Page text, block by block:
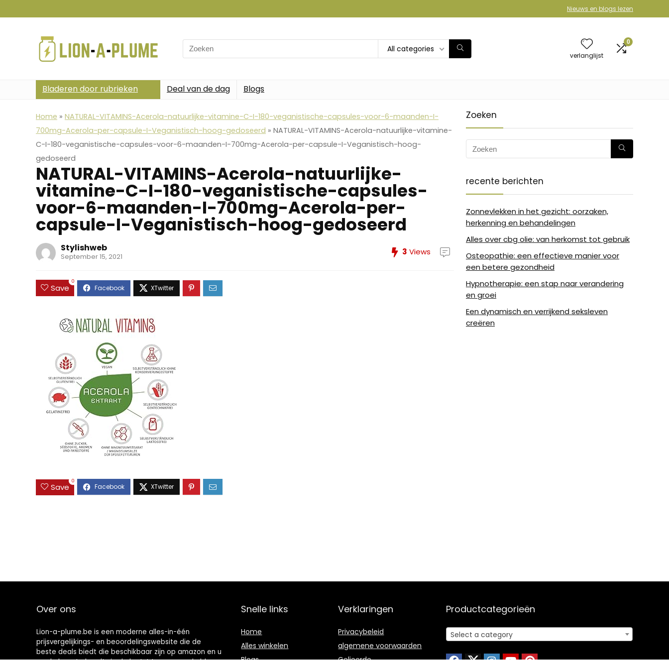
Nieuws en blogs lezen
Search
for:
All categories
verlanglijst
0
Bladeren door rubrieken Deal van de dag Blogs
Home » NATURAL-VITAMINS-Acerola-natuurlijke-vitamine-C-I-180-veganistische-capsules-voor-6-maanden-I-
700mg-Acerola-per-capsule-I-Veganistisch-hoog-gedoseerd » NATURAL-VITAMINS-Acerola-natuurlijke-vitamine-
C-I-180-veganistische-capsules-voor-6-maanden-I-700mg-Acerola-per-capsule-I-Veganistisch-hoog-
gedoseerd
NATURAL-VITAMINS-Acerola-natuurlijke-
vitamine-C-I-180-veganistische-capsules-
voor-6-maanden-I-700mg-Acerola-per-
capsule-I-Veganistisch-hoog-gedoseerd
Stylishweb
September 15, 2021 3 Views
Save
0
Save
0
Zoeken
recente berichten
Zonnevlekken in het gezicht: oorzaken,
herkenning en behandelingen
Alles over cbg olie: van herkomst tot gebruik
Osteopathie: een effectieve manier voor
een betere gezondheid
Hypnotherapie: een stap naar verandering
en groei
Een dynamisch en verrijkend seksleven
creëren
Over ons
Lion-a-plume.be is een moderne alles-in-één
prijsvergelijkings- en beoordelingswebsite die de
beste deals biedt die beschikbaar zijn op amazon en u
op de hoogte houdt via de laatst toegevoegde blogs.
Snelle links
Home
Alles winkelen
Blogs
Verklaringen
Privacybeleid
algemene voorwaarden
Gelieerde
Productcategorieën
Select a category